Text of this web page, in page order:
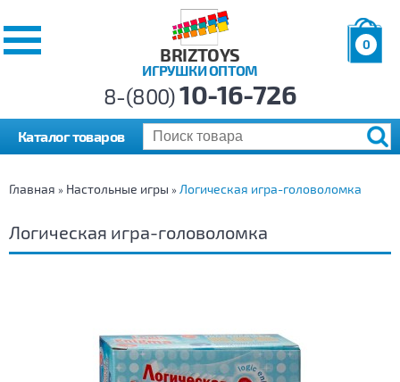
BRIZTOYS
ИГРУШКИ ОПТОМ
0
р.
8-(800)10-16-726
Каталог товаров
Главная » Настольные игры » Логическая игра-головоломка
Логическая игра-головоломка